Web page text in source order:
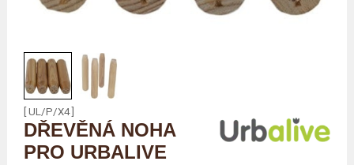
[ UL/P/X4 ]
DŘEVĚNÁ NOHA
PRO URBALIVE